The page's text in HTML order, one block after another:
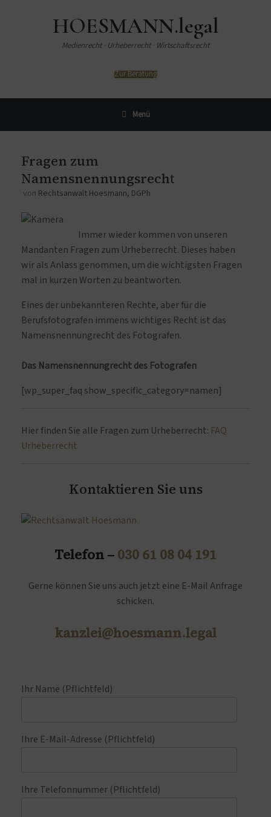
HOESMANN.legal
Medienrecht · Urheberrecht · Wirtschaftsrecht
Zur Beratung
Menü
Fragen zum
Namensnennungsrecht
von Rechtsanwalt Hoesmann, DGPh
Immer wieder kommen von unseren
Mandanten Fragen zum Urheberrecht. Dieses haben
wir als Anlass genommen, um die wichtigsten Fragen
mal in kurzen Worten zu beantworten.
Eines der unbekannteren Rechte, aber für die
Berufsfotografen immens wichtiges Recht ist das
Namensnennungrecht des Fotografen.
Das Namensnennungrecht des Fotografen
[wp_super_faq show_specific_category=namen]
Hier finden Sie alle Fragen zum Urheberrecht: FAQ
Urheberrecht
Kontaktieren Sie uns
Telefon – 030 61 08 04 191
Gerne können Sie uns auch jetzt eine E-Mail Anfrage
schicken.
kanzlei@hoesmann.legal
Ihr Name (Pflichtfeld)
Ihre E-Mail-Adresse (Pflichtfeld)
Ihre Telefonnummer (Pflichtfeld)